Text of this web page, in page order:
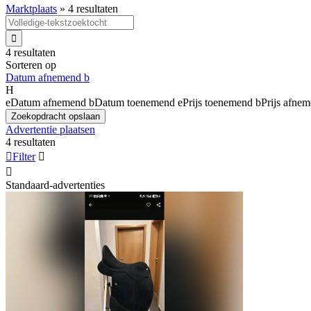
Marktplaats » 4 resultaten

4 resultaten
Sorteren op
Datum afnemend b
H
eDatum afnemend bDatum toenemend ePrijs toenemend bPrijs
Zoekopdracht opslaan
Advertentie plaatsen
4 resultaten
Filter 

Standaard-advertenties